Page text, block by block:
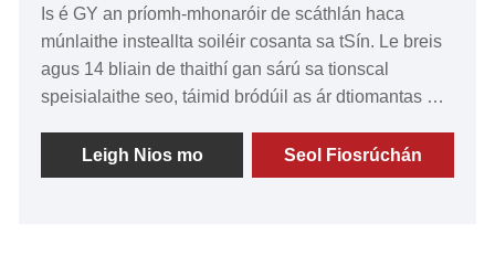
Is é GY an príomh-mhonaróir de scáthlán haca
múnlaithe insteallta soiléir cosanta sa tSín. Le breis
agus 14 bliain de thaithí gan sárú sa tionscal
speisialaithe seo, táimid bródúil as ár dtiomantas do
gcustaiméirí a sheachadadh. Tá moladh forleathan
ag ár visors as a gcáilíocht den scoth, a luach
Leigh Nios mo Seol Fiosrúchán